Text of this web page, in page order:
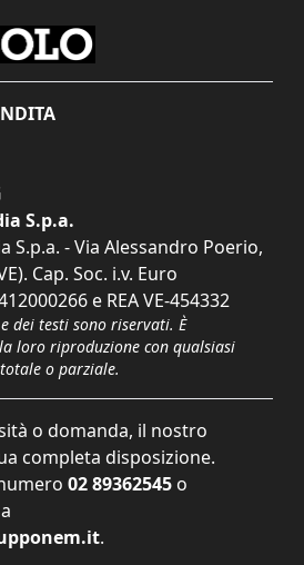
S.p.a.
S.p.a. - Via Alessandro Poerio,
Cap. Soc. i.v. Euro
e REA VE-454332
dei testi sono riservati. È
loro riproduzione con qualsiasi
o parziale.
o domanda, il nostro
completa disposizione.
02 89362545 o
.